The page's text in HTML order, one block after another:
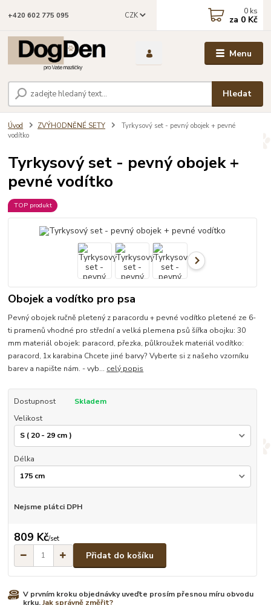
Menu
CZK
Hledat
+420 602 775 095 0 ks
za 0 Kč
Úvod ZVÝHODNĚNÉ SETY
Tyrkysový set - pevný obojek + pevné
vodítko
Tyrkysový set - pevný obojek +
pevné vodítko
TOP produkt
Obojek a vodítko pro psa
Pevný obojek ručně pletený z paracordu + pevné vodítko pletené ze 6-
ti pramenů vhodné pro střední a velká plemena psů šířka obojku: 30
mm materiál obojek: paracord, přezka, půlkroužek materiál vodítko:
paracord, 1x karabina Chcete jiné barvy? Vyberte si z našeho vzorníku
barev a napište nám. - vyb... celý popis
Dostupnost
Skladem
Velikost
Délka
Nejsme plátci DPH
809 Kč/set
Přidat do košíku
V prvním kroku objednávky uveďte prosím přesnou míru obvodu
krku.Jak správně změřit?